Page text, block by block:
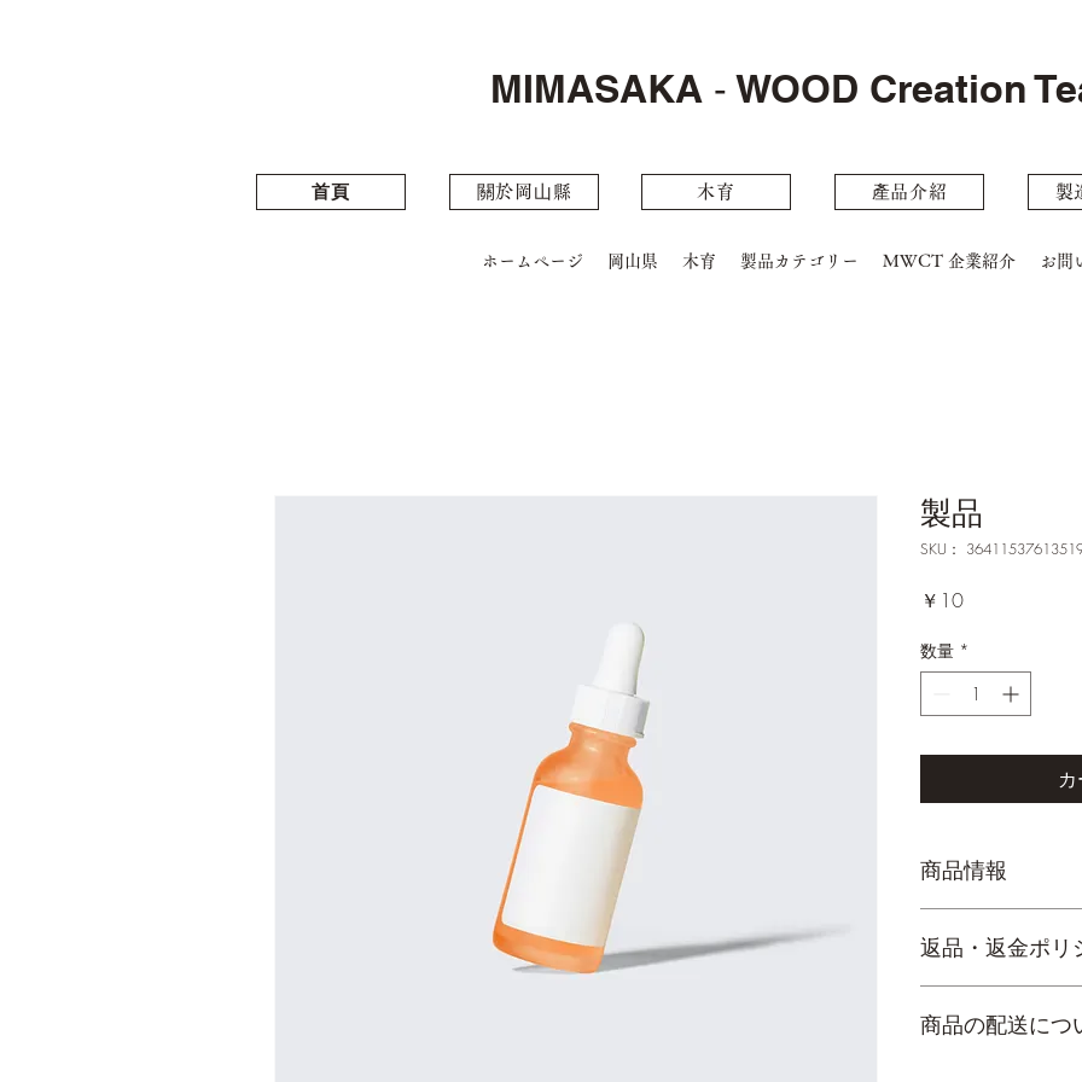
MIMASAKA ‐ WOOD Creation
⾸⾴ 關於岡⼭縣 木育 產品介紹 製
ホームページ 岡山県 木育 製品カテゴリー MWCT 企業紹介 お問
製品
SKU：
￥10価
数量 *
商品情報
明に加え、商品の特
返品・返金ポリ
満足しなかった場合
商品の配送につ